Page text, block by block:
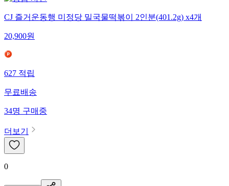
CJ 즐거운동행 미정당 밀국물떡볶이 2인분(401.2g) x4개
20,900원
627적립
무료배송
34명구매중
더보기
0